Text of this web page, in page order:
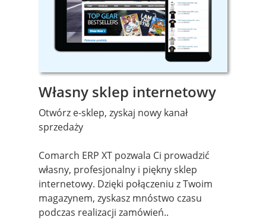
Własny sklep internetowy
Otwórz e-sklep, zyskaj nowy kanał
sprzedaży
Comarch ERP XT pozwala Ci prowadzić
własny, profesjonalny i piękny sklep
internetowy. Dzięki połączeniu z Twoim
magazynem, zyskasz mnóstwo czasu
podczas realizacji zamówień..